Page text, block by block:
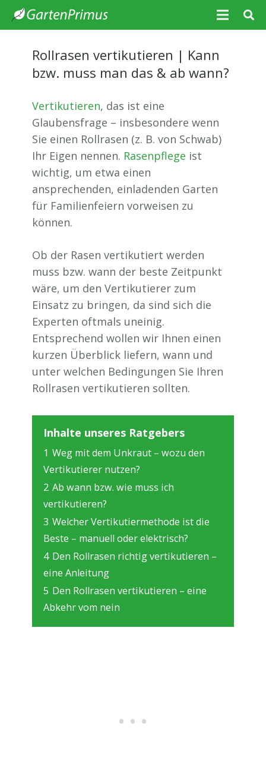
Rollrasen vertikutieren | Kann
bzw. muss man das & ab wann?
Vertikutieren, das ist eine
Glaubensfrage – insbesondere wenn
Sie einen Rollrasen (z. B. von Schwab)
Ihr Eigen nennen. Rasenpflege ist
wichtig, um etwa einen
ansprechenden, einladenden Garten
für Familienfeiern vorweisen zu
können.
Ob der Rasen vertikutiert werden
muss bzw. wann der beste Zeitpunkt
wäre, um den Vertikutierer zum
Einsatz zu bringen, da sind sich die
Experten oftmals uneinig.
Entsprechend wollen wir Ihnen einen
kurzen Überblick liefern, wann und
unter welchen Bedingungen Sie Ihren
Rollrasen vertikutieren sollten.
Inhalte unseres Ratgebers
1 Weg mit dem Unkraut – wozu den
Vertikutierer nutzen?
2 Ab wann bzw. wie muss ich
vertikutieren?
3 Welcher Vertikutiermethode ist die
Beste – manuell oder elektrisch?
4 Den Rollrasen richtig vertikutieren –
eine Anleitung
5 Den Rollrasen vertikutieren – eine
Abkehr vom nein